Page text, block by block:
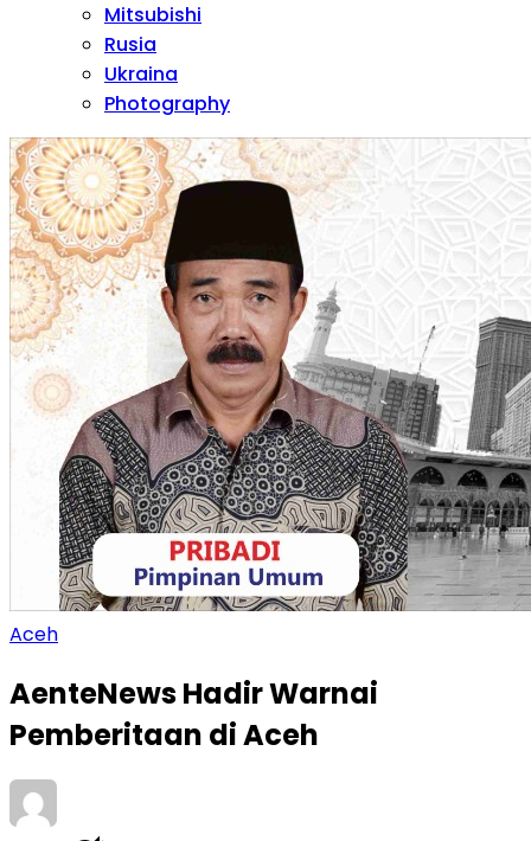
Mitsubishi
Rusia
Ukraina
Photography
Aceh
AenteNews Hadir Warnai
Pemberitaan di Aceh